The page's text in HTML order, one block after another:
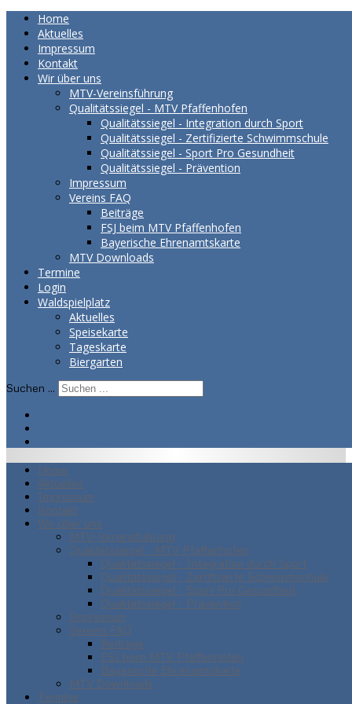
Home
Aktuelles
Impressum
Kontakt
Wir über uns
MTV-Vereinsführung
Qualitätssiegel - MTV Pfaffenhofen
Qualitätssiegel - Integration durch Sport
Qualitätssiegel - Zertifizierte Schwimmschule
Qualitätssiegel - Sport Pro Gesundheit
Qualitätssiegel - Prävention
Impressum
Vereins FAQ
Beiträge
FSJ beim MTV Pfaffenhofen
Bayerische Ehrenamtskarte
MTV Downloads
Termine
Login
Waldspielplatz
Aktuelles
Speisekarte
Tageskarte
Biergarten
Suchen ...
Home
Aktuelles
Impressum
Kontakt
Wir über uns
MTV-Vereinsführung
Qualitätssiegel - MTV Pfaffenhofen
Qualitätssiegel - Integration durch Sport
Qualitätssiegel - Zertifizierte Schwimmschule
Qualitätssiegel - Sport Pro Gesundheit
Qualitätssiegel - Prävention
Impressum
Vereins FAQ
Beiträge
FSJ beim MTV Pfaffenhofen
Bayerische Ehrenamtskarte
MTV Downloads
Termine